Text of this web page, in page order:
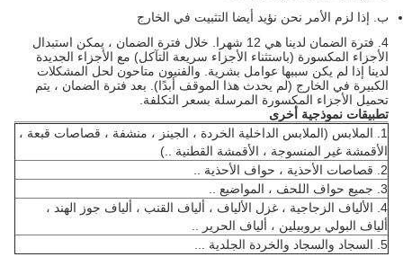
ب.
إذا لزم الأمر نحن نؤيد أيضا التثبيت في الخارج
4. فترة الضمان لدينا هي 12 شهرا.
خلال فترة الضمان ، يمكن استبدال
الأجزاء المكسورة (باستثناء الأجزاء سريعة التآكل) مع الأجزاء الجديدة
لدينا إذا لم يكن سببها عوامل بشرية.
والفنيون متاحون لحل المشكلات
الكبيرة في الخارج (لم يحدث هذا الموقف أبدًا).
بعد فترة الضمان ، يتم
تحميل الأجزاء المكسورة المرسلة بسعر التكلفة.
تطبيقات نموذجية أخرى
1. الملابس (الملابس الداخلية الخردة ، الجينز ، منشفة ، قصاصات قبعة ،
الأقمشة غير المنسوجة ، الأقمشة القطنية ..)
2. قصاصات الأحذية ، حواف الأحذية ..
3. جميع حواف اللحف ، المواضيع ..
4. الألياف الزجاجية ، غزل الألياف ، ألياف القنب ، ألياف جوز الهند ،
ألياف البولي بروبيلين ، ألياف الحرير ..
5. السجاد والسجاد والخردة الجلدية ...